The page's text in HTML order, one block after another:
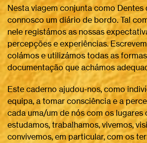
Nesta viagem conjunta comoDentes
connosco um diário de bordo. Tal
nele registámos as nossas
percepções e experiências.
colámos e utilizámos todas as
documentação que achámos
Este caderno ajudou-nos, como
equipa, a tomar consciência e a
cada uma/um de nós com os lugares
estudamos, trabalhamos, vivemos,
convivemos, em particular, com os